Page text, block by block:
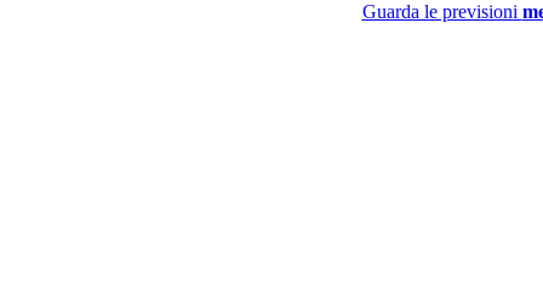
Guarda le previsioni